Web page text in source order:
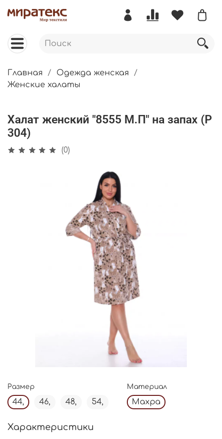
Главная
Одежда женская
Женские халаты
Халат женский "8555 М.П" на запах (Р
304)
(0)
Размер
44, 46, 48, 54,
Материал
Махра
Характеристики